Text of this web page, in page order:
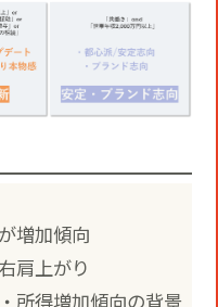
増加傾向
肩上がり
所得増加傾向の背景